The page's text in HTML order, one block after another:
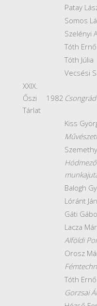
Patay
Somos
Szelényi
Tóth Ernő
Tóth Júlia
Vecsési
XXIX.
Őszi
Tárlat
1982
Kiss
Balogh
Lóránt
Gáti
Lacza
Alföldi
Orosz
Tóth Ernő
Gorzsai